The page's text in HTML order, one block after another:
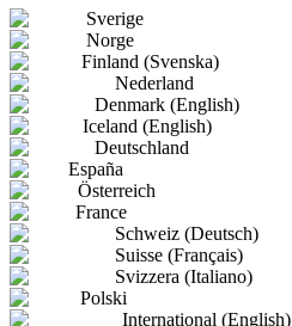
Sverige
Norge
Finland (Svenska)
Nederland
Denmark (English)
Iceland (English)
Deutschland
España
Österreich
France
Schweiz (Deutsch)
Suisse (Français)
Svizzera (Italiano)
Polski
International (English)